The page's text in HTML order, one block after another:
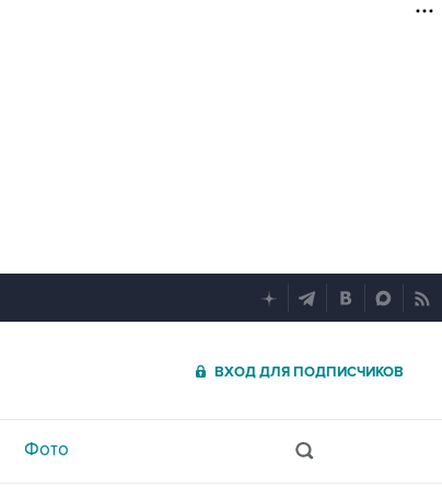
ВХОД ДЛЯ ПОДПИСЧИКОВ
Фото